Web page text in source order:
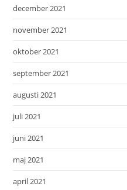
december 2021
november 2021
oktober 2021
september 2021
augusti 2021
juli 2021
juni 2021
maj 2021
april 2021